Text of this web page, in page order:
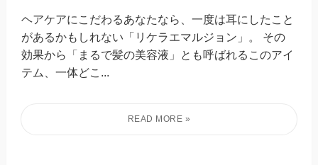
ヘアケアにこだわるあなたなら、一度は耳にしたこと
があるかもしれない「リケラエマルジョン」。 その
効果から「まるで髪の美容液」とも呼ばれるこのアイ
テム、一体どこ...